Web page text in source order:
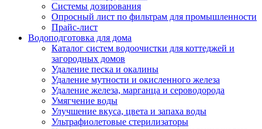
Системы дозирования
Опросный лист по фильтрам для промышленности
Прайс-лист
Водоподготовка для дома
Каталог систем водоочистки для коттеджей и
загородных домов
Удаление песка и окалины
Удаление мутности и окисленного железа
Удаление железа, марганца и сероводорода
Умягчение воды
Улучшение вкуса, цвета и запаха воды
Ультрафиолетовые стерилизаторы